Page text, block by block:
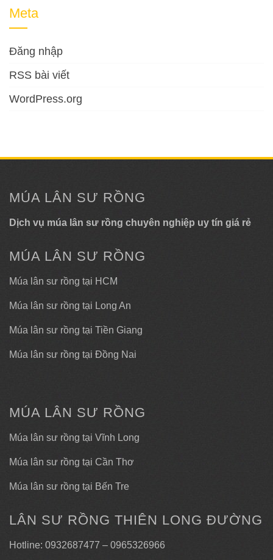
Meta
Đăng nhập
RSS bài viết
WordPress.org
MÚA LÂN SƯ RỒNG
Dịch vụ múa lân sư rồng chuyên nghiệp uy tín giá rẻ
MÚA LÂN SƯ RỒNG
Múa lân sư rồng tại HCM
Múa lân sư rồng tại Long An
Múa lân sư rồng tại Tiền Giang
Múa lân sư rồng tại Đồng Nai
MÚA LÂN SƯ RỒNG
Múa lân sư rồng tại Vĩnh Long
Múa lân sư rồng tại Cần Thơ
Múa lân sư rồng tại Bến Tre
LÂN SƯ RỒNG THIÊN LONG ĐƯỜNG
Hotline: 0932687477 – 0965326966